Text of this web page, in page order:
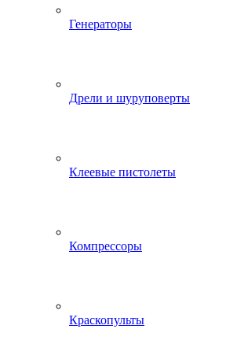
Генераторы
Дрели и шуруповерты
Клеевые пистолеты
Компрессоры
Краскопульты